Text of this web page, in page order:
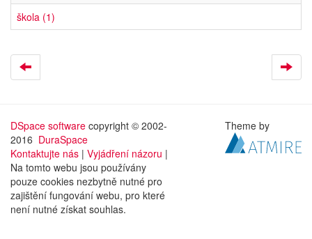
škola (1)
DSpace software copyright © 2002-
2016 DuraSpace
Kontaktujte nás | Vyjádření názoru |
Na tomto webu jsou používány
pouze cookies nezbytně nutné pro
zajištění fungování webu, pro které
není nutné získat souhlas.
Theme by